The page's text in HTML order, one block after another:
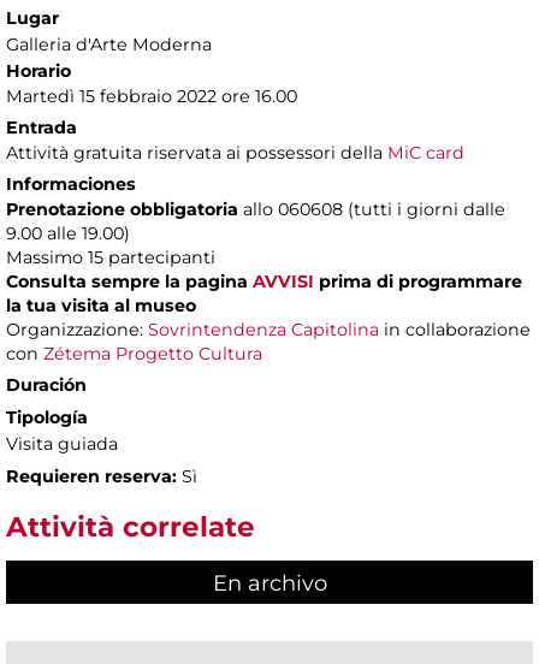
Lugar
Galleria d'Arte Moderna
Horario
Martedì 15 febbraio 2022 ore 16.00
Entrada
Attività gratuita riservata ai possessori della MiC card
Informaciones
Prenotazione obbligatoria allo 060608 (tutti i giorni dalle
9.00 alle 19.00)
Massimo 15 partecipanti
Consulta sempre la pagina AVVISI prima di programmare
la tua visita al museo
Organizzazione: Sovrintendenza Capitolina in collaborazione
con Zétema Progetto Cultura
Duración
Tipología
Visita guiada
Requieren reserva: Sì
Attività correlate
En archivo